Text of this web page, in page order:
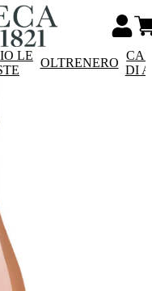
LE
OLTRENERO
DI